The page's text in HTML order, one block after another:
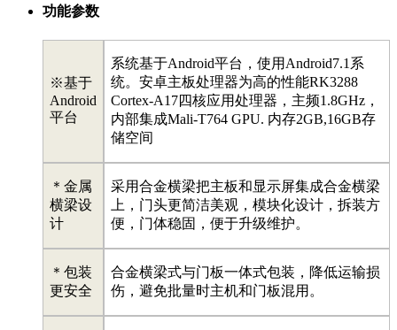
功能参数
※基于
Android
平台
系统基于Android平台，使用Android7.1系
统。安卓主板处理器为高的性能RK3288
Cortex-A17四核应用处理器，主频1.8GHz，
内部集成Mali-T764 GPU. 内存2GB,16GB存
储空间
＊金属
横梁设
计
采用合金横梁把主板和显示屏集成合金横梁
上，门头更简洁美观，模块化设计，拆装方
便，门体稳固，便于升级维护。
＊包装
更安全
合金横梁式与门板一体式包装，降低运输损
伤，避免批量时主机和门板混用。